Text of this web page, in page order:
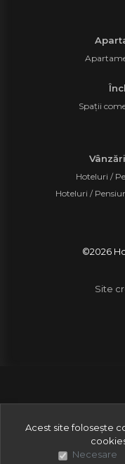
Spații
Hoteluri /
Hoteluri /
©2026
Site
Acest site folosește
Necesare